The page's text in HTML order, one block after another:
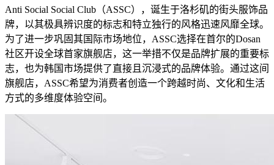
Anti Social Social Club（ASSC），诞生于洛杉矶的街头服饰品
牌，以其极具辨识度的标志和特立独行的风格迅速风靡全球。
为了进一步巩固其国际市场地位，ASSC选择在首尔的Dosan
社区开设全球首家旗舰店，这一举措不仅是品牌扩展的重要标
志，也为韩国市场提供了直接且沉浸式的品牌体验。通过这间
旗舰店，ASSC希望为消费者创造一个跨越时尚、文化和生活
方式的多维度体验空间。